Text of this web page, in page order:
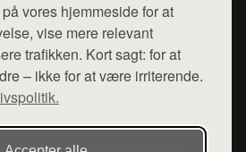
vores hjemmeside for at
vise mere relevant
trafikken. Kort sagt: for at
– ikke for at være irriterende.
Mail: hej@want.dk
Cookie- og privatlivspolitik